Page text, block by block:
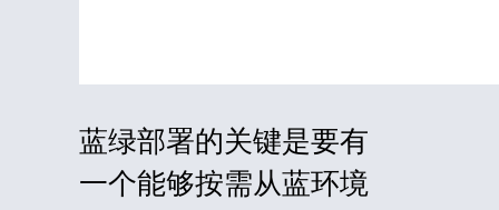
蓝绿部署的关键是要有
一个能够按需从蓝环境